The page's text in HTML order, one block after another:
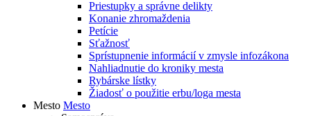
Priestupky a správne delikty
Konanie zhromaždenia
Petície
Sťažnosť
Sprístupnenie informácií v zmysle infozákona
Nahliadnutie do kroniky mesta
Rybárske lístky
Žiadosť o použitie erbu/loga mesta
Mesto Mesto